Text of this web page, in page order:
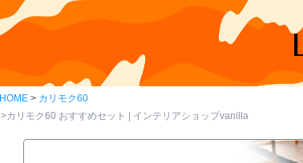
HOME
カリモク60
カリモク60 おすすめセット | インテリアショップvanilla